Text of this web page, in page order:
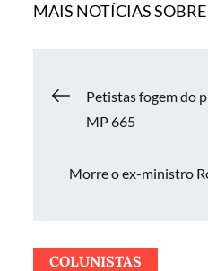
MAIS NOTÍCIAS SOBRE
Petistas fogem do
MP 665
Morre o ex-ministro
COLUNISTAS